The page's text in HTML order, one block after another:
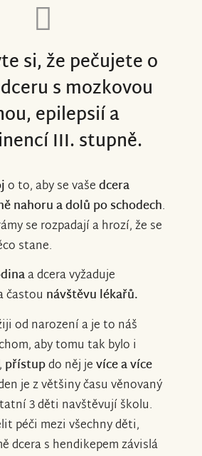
si, že pečujete o
s mozkovou
epilepsií a
III. stupně.
o to, aby se vašedcera
nahoru a dolů po schodech.
se rozpadají a hrozí, že se
stane.
a dcera vyžaduje
častou návštěvu lékařů.
od narození a je to náš
aby tomu tak bylo i
přístupdo něj jevíce a více
je z většiny času věnovaný
3 děti navštěvují školu.
péči mezi všechny děti,
dcera s hendikepem závislá